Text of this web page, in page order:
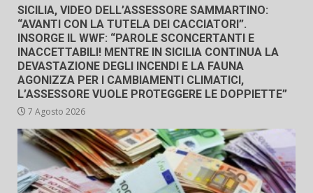
SICILIA, VIDEO DELL’ASSESSORE SAMMARTINO:
“AVANTI CON LA TUTELA DEI CACCIATORI”.
INSORGE IL WWF: “PAROLE SCONCERTANTI E
INACCETTABILI! MENTRE IN SICILIA CONTINUA LA
DEVASTAZIONE DEGLI INCENDI E LA FAUNA
AGONIZZA PER I CAMBIAMENTI CLIMATICI,
L’ASSESSORE VUOLE PROTEGGERE LE DOPPIETTE”
7 Agosto 2026